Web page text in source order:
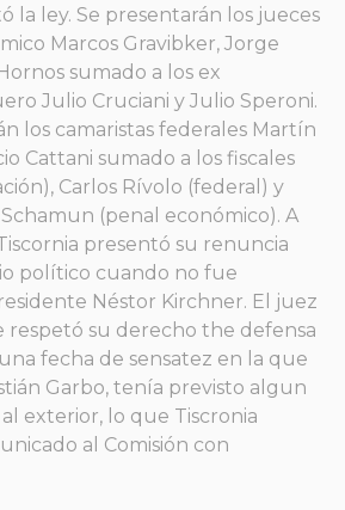
la ley. Se presentarán los jueces
Marcos Gravibker, Jorge
sumado a los ex
Julio Cruciani y Julio Speroni.
los camaristas federales Martín
Cattani sumado a los fiscales
Carlos Rívolo (federal) y
(penal económico). A
presentó su renuncia
político cuando no fue
Néstor Kirchner. El juez
respetó su derecho the defensa
fecha de sensatez en la que
Garbo, tenía previsto algun
exterior, lo que Tiscronia
al Comisión con